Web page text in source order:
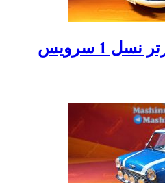
فولکس ترانسپورتر نسل 1 سرویس